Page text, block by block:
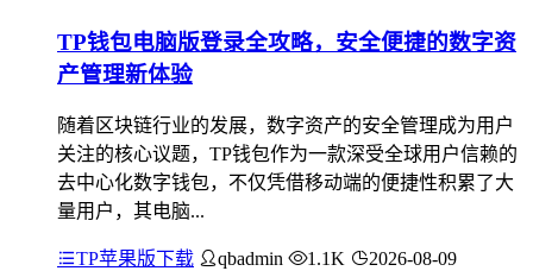
TP钱包电脑版登录全攻略，安全便捷的数字资
产管理新体验
随着区块链行业的发展，数字资产的安全管理成为用户
关注的核心议题，TP钱包作为一款深受全球用户信赖的
去中心化数字钱包，不仅凭借移动端的便捷性积累了大
量用户，其电脑...
TP苹果版下载 qbadmin 1.1K 2026-08-09